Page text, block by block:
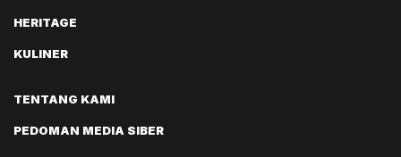
HERITAGE
KULINER
TENTANG KAMI
PEDOMAN MEDIA SIBER